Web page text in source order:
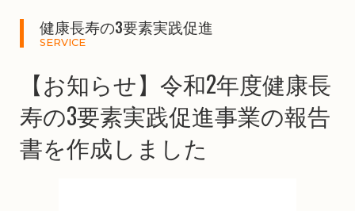
健康長寿の3要素実践促進
SERVICE
【お知らせ】令和2年度健康長
寿の3要素実践促進事業の報告
書を作成しました